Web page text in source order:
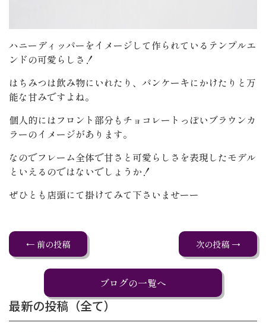
ハニーディッパーをイメージして作られているテンプルエ
ンドの可愛らしさ！
はちみつは飲み物にいれたり、パンケーキにかけたりと万
能な甘みですよね。
個人的にはフロント部分もチョコレートっぽいブラウンカ
ラーのイメージがあります。
なのでフレーム全体で甘さと可愛らしさを表現したモデル
といえるのではないでしょうか！
ぜひとも店頭にて掛けてみて下さいませーー
← 前の投稿 次の投稿 →
ブログの一覧へ
最新の投稿（全て）